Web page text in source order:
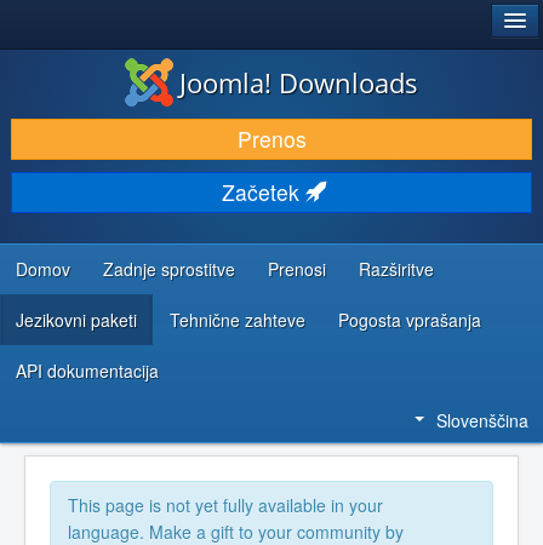
PRENESI IN RAZŠIRI
ODKRIJTE & IZVEJTE
SKUPNOST IN PODPORA
VIRI ZA RAZVIJALCE
Joomla! Downloads
Prenos
Začetek
Domov Zadnje sprostitve Prenosi Razširitve
Jezikovni paketi Tehnične zahteve Pogosta vprašanja
API dokumentacija
Slovenščina
This page is not yet fully available in your
language. Make a gift to your community by